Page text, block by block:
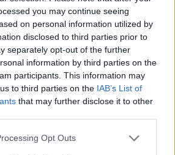
you may continue seeing
on personal information utilized by
disclosed to third parties prior to
separately opt-out of the further
information by third parties on the
participants. This information may
to third parties on the IAB’s List of
that may further disclose it to other
app uses one or more Google
Opt Outs
halálos lett volna” – A zsűri
a kékek ételeiben
és óriási szálkákkal húzzák